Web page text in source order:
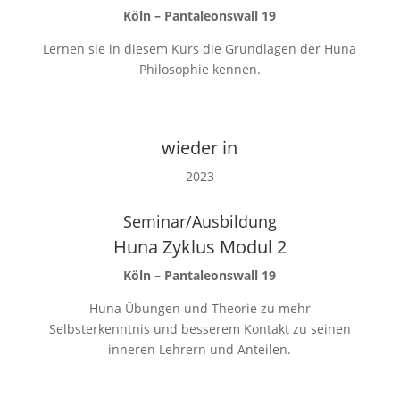
Köln – Pantaleonswall 19
Lernen sie in diesem Kurs die Grundlagen der Huna
Philosophie kennen.
wieder in
2023
Seminar/Ausbildung
Huna Zyklus Modul 2
Köln – Pantaleonswall 19
Huna Übungen und Theorie zu mehr
Selbsterkenntnis und besserem Kontakt zu seinen
inneren Lehrern und Anteilen.